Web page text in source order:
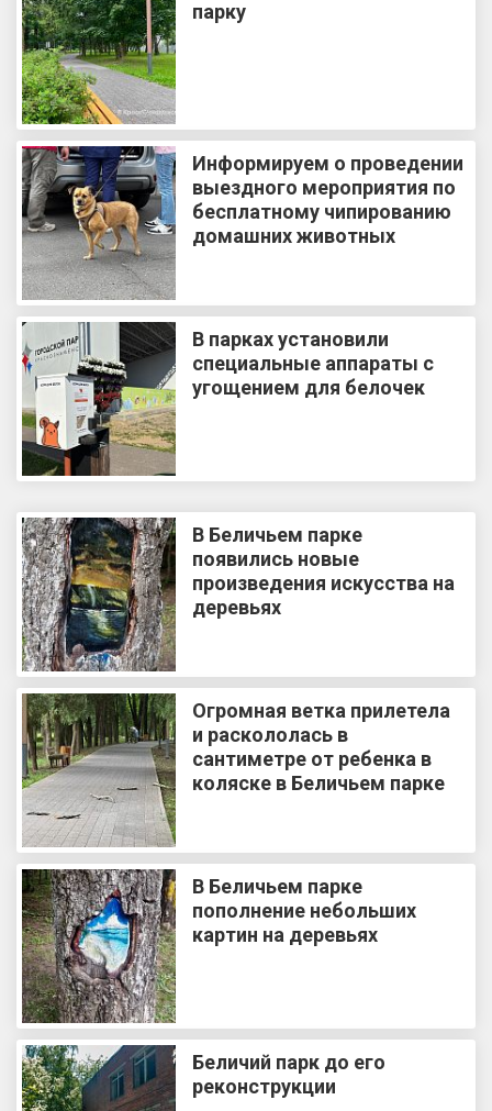
парку
Информируем о проведении
выездного мероприятия по
бесплатному чипированию
домашних животных
В парках установили
специальные аппараты с
угощением для белочек
В Беличьем парке
появились новые
произведения искусства на
деревьях
Огромная ветка прилетела
и раскололась в
сантиметре от ребенка в
коляске в Беличьем парке
В Беличьем парке
пополнение небольших
картин на деревьях
Беличий парк до его
реконструкции